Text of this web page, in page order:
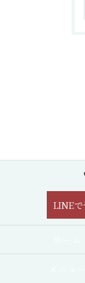
LINE